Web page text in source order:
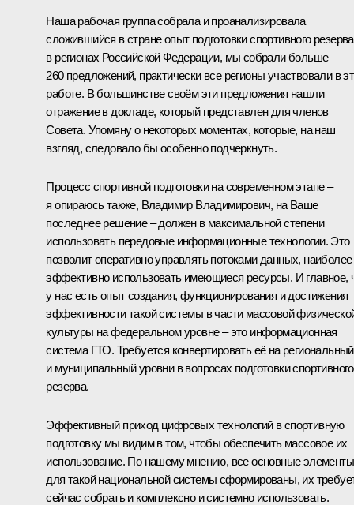
Наша рабочая группа собрала и проанализировала
сложившийся в стране опыт подготовки спортивного резерва
в регионах Российской Федерации, мы собрали больше
260 предложений, практически все регионы участвовали в
работе. В большинстве своём эти предложения нашли
отражение в докладе, который представлен для членов
Совета. Упомяну о некоторых моментах, которые, на наш
взгляд, следовало бы особенно подчеркнуть.
Процесс спортивной подготовки на современном этапе –
я опираюсь также, Владимир Владимирович, на Ваше
последнее решение – должен в максимальной степени
использовать передовые информационные технологии. Это
позволит оперативно управлять потоками данных, наиболее
эффективно использовать имеющиеся ресурсы. И главное,
у нас есть опыт создания, функционирования и достижения
эффективности такой системы в части массовой
культуры на федеральном уровне – это информационная
система ГТО. Требуется конвертировать её на региональный
и муниципальный уровни в вопросах подготовки спортивного
резерва.
Эффективный приход цифровых технологий в спортивную
подготовку мы видим в том, чтобы обеспечить массовое их
использование. По нашему мнению, все основные элементы
для такой национальной системы сформированы, их
сейчас собрать и комплексно и системно использовать.